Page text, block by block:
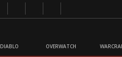
DIABLO OVERWATCH